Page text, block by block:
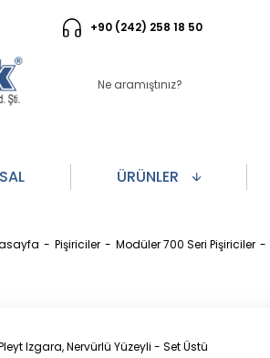
+90 (242) 258 18 50
ÜRÜNLER
Pişiriciler Modüler 700 Seri Pişiriciler